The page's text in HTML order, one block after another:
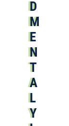
D
M
E
N
T
A
L
Y